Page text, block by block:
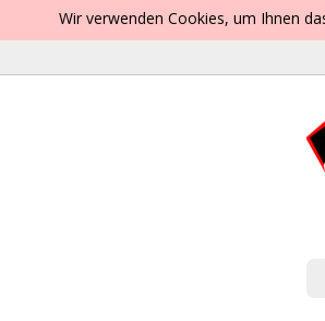
Wir verwenden Cookies, um Ihnen